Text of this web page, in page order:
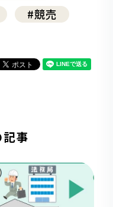
#競売
事